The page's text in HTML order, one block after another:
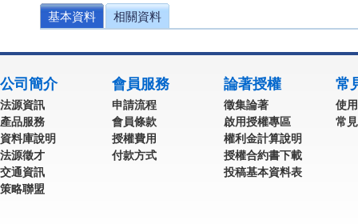
基本資料 相關資料
公司簡介
法源資訊
產品服務
資料庫說明
法源徵才
交通資訊
策略聯盟
會員服務
申請流程
會員條款
授權費用
付款方式
論著授權
徵集論著
啟用授權專區
權利金計算說明
授權合約書下載
投稿基本資料表
常
使
常